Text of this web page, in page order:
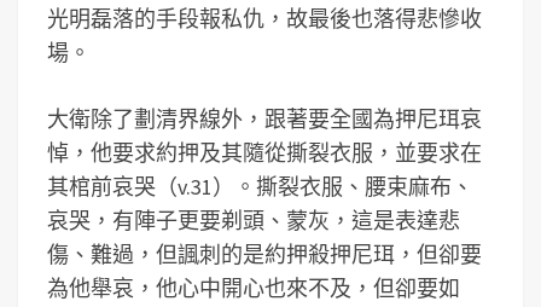
光明磊落的手段報私仇，故最後也落得悲慘收
場。
大衛除了劃清界線外，跟著要全國為押尼珥哀
悼，他要求約押及其隨從撕裂衣服，並要求在
其棺前哀哭（v.31）。撕裂衣服、腰束麻布、
哀哭，有陣子更要剃頭、蒙灰，這是表達悲
傷、難過，但諷刺的是約押殺押尼珥，但卻要
為他舉哀，他心中開心也來不及，但卻要如